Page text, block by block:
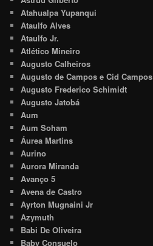
Atahualpa Yupanqui
Ataulfo Alves
Ataulfo Jr.
Atlético Mineiro
Augusto Calheiros
Augusto de Campos e Cid Campos
Augusto Frederico Schimidt
Augusto Jatobá
Aum
Aum Soham
Áurea Martins
Aurino
Aurora Miranda
Avanço 5
Avena de Castro
Ayrton Mugnaini Jr
Azymuth
Babi De Oliveira
Baby Consuelo